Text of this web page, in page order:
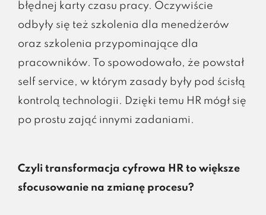
błędnej karty czasu pracy. Oczywiście
odbyły się też szkolenia dla menedżerów
oraz szkolenia przypominające dla
pracowników. To spowodowało, że powstał
self service, w którym zasady były pod ścisłą
kontrolą technologii. Dzięki temu HR mógł się
po prostu zająć innymi zadaniami.
Czyli transformacja cyfrowa HR to większe
sfocusowanie na zmianę procesu?